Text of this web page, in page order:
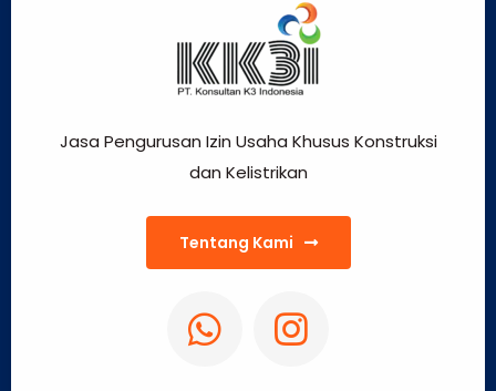
Jasa Pengurusan Izin Usaha Khusus Konstruksi
dan Kelistrikan
Tentang Kami